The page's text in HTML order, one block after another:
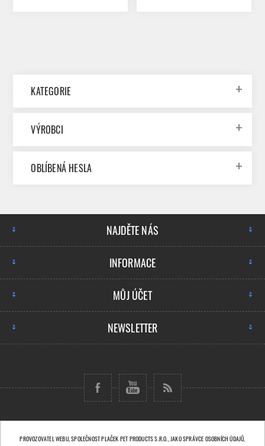
KATEGORIE
VÝROBCI
OBLÍBENÁ HESLA
NAJDĚTE NÁS
INFORMACE
MŮJ ÚČET
NEWSLETTER
Všechna práva vyhrazena.
PROVOZOVATEL WEBU, SPOLEČNOST PLAČEK PET PRODUCTS S.R.O., JAKO SPRÁVCE OSOBNÍCH ÚDAJŮ,